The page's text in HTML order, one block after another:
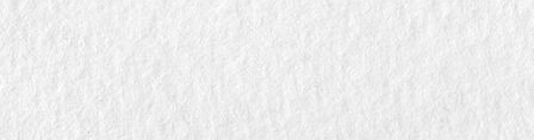
orsrc13132_optimized_optimized